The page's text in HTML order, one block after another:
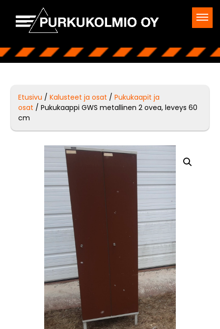
Etusivu /Kalusteet ja osat /Pukukaapit ja
osat / Pukukaappi GWS metallinen 2 ovea, leveys 60
cm